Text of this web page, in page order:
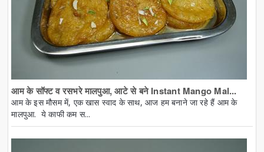
आम के सॉफ्ट व रसभरे मालपुआ, आटे से बने Instant Mango Mal...
आम के इस मौसम में, एक खास स्वाद के साथ, आज हम बनाने जा रहे हैं आम के
मालपुआ. ये काफी कम स...